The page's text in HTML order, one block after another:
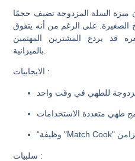
ميزة السلة المزدوجة تضيف حجمًا
الصغيرة. على الرغم من أنه يتفوق
قد يردع المشترين المهتمين
:
: